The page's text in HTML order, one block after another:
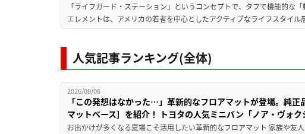
「ライフガード・ステーション」というコンセプトで、タフで機能的な
エレメントは、アメリカの若者を中心としたアクティブなライフスタイ
人気記事ランキング(全体)
2026/08/06
「この発想はなかった…」革新的なフロアマットが登場。純
マットベース］を紹介！ トヨタの人気ミニバン「ノア・ヴォク
お出かけが多くなる夏場こそ活用したい革新的なフロアマット 家族や友